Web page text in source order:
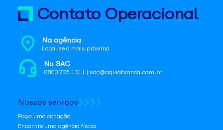
Contato Operacional
Na agência
Localize a mais próxima
No SAC
0800 725 1211 | sac@aguiabranca.com.br
Nossos serviços
Faça uma cotação
Encontre uma agência física